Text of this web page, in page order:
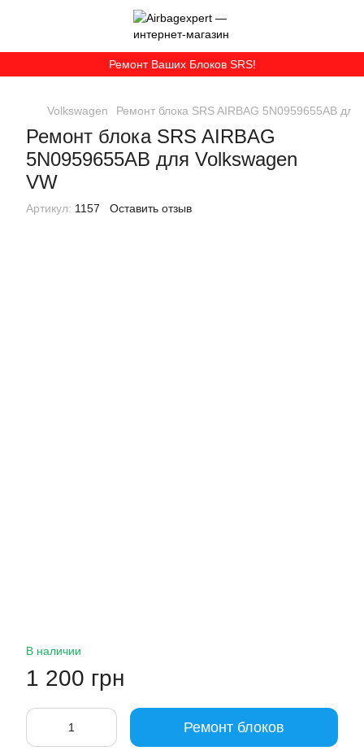
Ремонт Ваших Блоков SRS!
Volkswagen Ремонт блока SRS AIRBAG 5N0959655AB
Ремонт блока SRS AIRBAG
5N0959655AB для Volkswagen
VW
Артикул: 1157 Оставить отзыв
В наличии
1 200 грн
Ремонт блоков